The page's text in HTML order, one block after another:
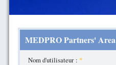
MEDPRO Partners' Area
Nom d'utilisateur : *